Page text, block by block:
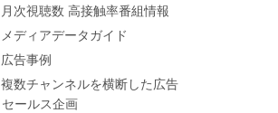
月次視聴数 高接触率番組情報
メディアデータガイド
広告事例
複数チャンネルを横断した広告
セールス企画